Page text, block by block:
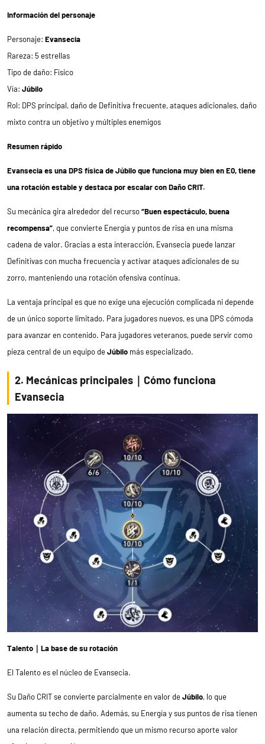
Información del personaje
Personaje: Evansecia
Rareza: 5 estrellas
Tipo de daño: Físico
Vía: Júbilo
Rol: DPS principal, daño de Definitiva frecuente, ataques adicionales, daño
mixto contra un objetivo y múltiples enemigos
Resumen rápido
Evansecia es una DPS física de Júbilo que funciona muy bien en E0, tiene
una rotación estable y destaca por escalar con Daño CRIT.
Su mecánica gira alrededor del recurso“Buen espectáculo, buena
recompensa”, que convierte Energía y puntos de risa en una misma
cadena de valor. Gracias a esta interacción, Evansecia puede lanzar
Definitivas con mucha frecuencia y activar ataques adicionales de su
zorro, manteniendo una rotación ofensiva continua.
La ventaja principal es que no exige una ejecución complicada ni depende
de un único soporte limitado. Para jugadores nuevos, es una DPS cómoda
para avanzar en contenido. Para jugadores veteranos, puede servir como
pieza central de un equipo deJúbilo más especializado.
2. Mecánicas principales｜Cómo funciona
Evansecia
Talento｜La base de su rotación
El Talento es el núcleo de Evansecia.
Su Daño CRIT se convierte parcialmente en valor deJúbilo, lo que
aumenta su techo de daño. Además, su Energía y sus puntos de risa tienen
una relación directa, permitiendo que un mismo recurso aporte valor